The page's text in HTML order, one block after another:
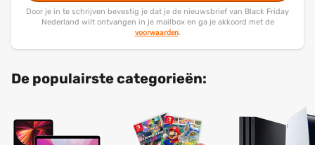
Door je in te schrijven bevestig je dat je de nieuwsbrief van Black Friday
Nederland wilt ontvangen in je mailbox en ga je akkoord met de
voorwaarden.
De populairste categorieën: